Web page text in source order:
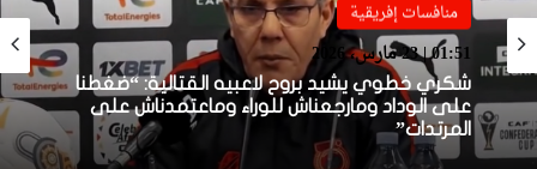
منافسات إفريقية
01:51 | 23 مارس، 2026
شكري خطوي يشيد بروح لاعبيه القتالية: “ضغطنا
منافسات إفريقية
01:38 | 23 مارس، 2026